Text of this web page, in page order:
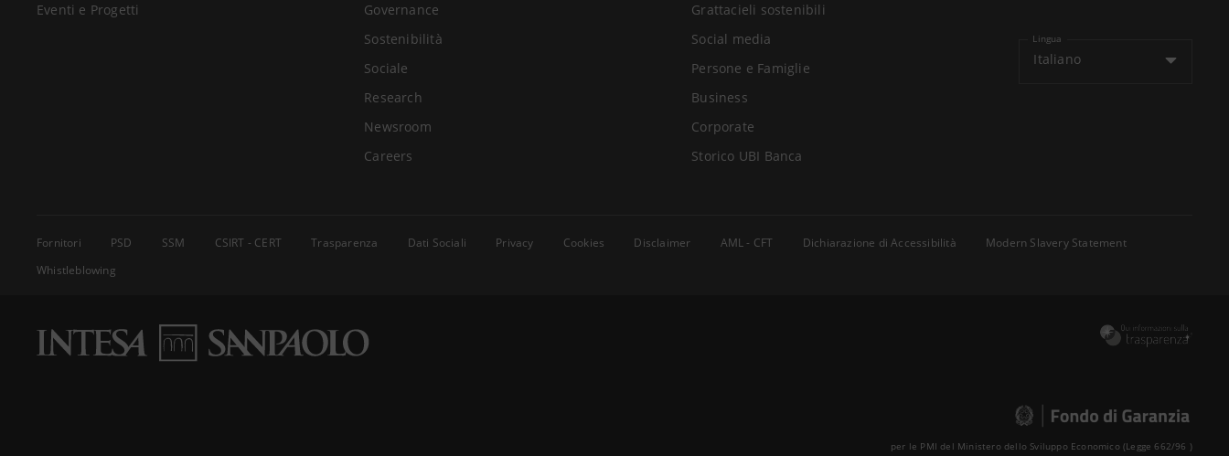
Eventi e Progetti
Governance
Sostenibilità
Sociale
Research
Newsroom
Careers
Grattacieli sostenibili
Social media
Persone e Famiglie
Business
Corporate
Storico UBI Banca
Lingua
Italiano
Fornitori PSD SSM CSIRT - CERT Trasparenza Dati Sociali Privacy Cookies Disclaimer AML - CFT Dichiarazione di Accessibilità
Modern Slavery Statement
Whistleblowing
per le PMI del Ministero dello Sviluppo Economico (Legge 662/96 )